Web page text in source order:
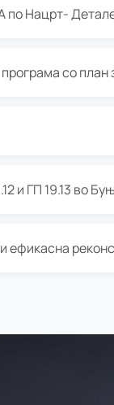
и ГП 19.13 во